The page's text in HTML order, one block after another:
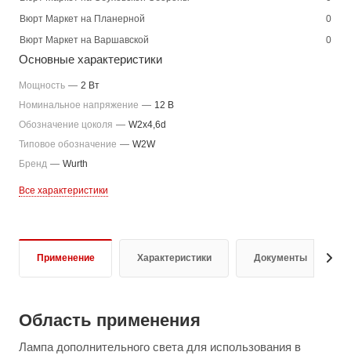
Вюрт Маркет на Планерной
0
Вюрт Маркет на Варшавской
0
Основные характеристики
Мощность — 2 Вт
Номинальное напряжение — 12 В
Обозначение цоколя — W2x4,6d
Типовое обозначение — W2W
Бренд — Wurth
Все характеристики
Применение Характеристики Документы
Область применения
Лампа дополнительного света для использования в